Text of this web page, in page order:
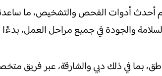
أحدث أدوات الفحص والتشخيص، ما
والجودة في جميع مراحل العمل،
بما في ذلك دبي والشارقة، عبر